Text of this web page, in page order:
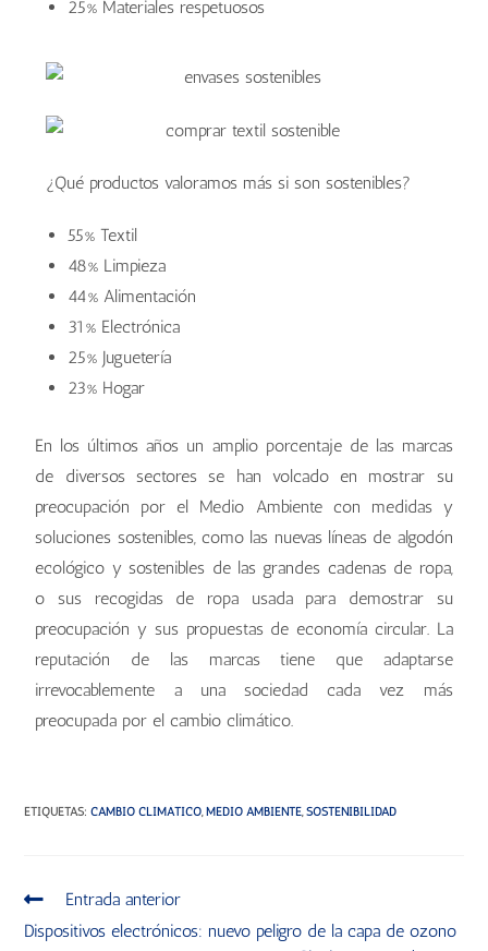
25% Materiales respetuosos
¿Qué productos valoramos más si son sostenibles?
55% Textil
48% Limpieza
44% Alimentación
31% Electrónica
25% Juguetería
23% Hogar
En los últimos años un amplio porcentaje de las marcas
de diversos sectores se han volcado en mostrar su
preocupación por el Medio Ambiente con medidas y
soluciones sostenibles, como las nuevas líneas de algodón
ecológico y sostenibles de las grandes cadenas de ropa,
o sus recogidas de ropa usada para demostrar su
preocupación y sus propuestas de economía circular. La
reputación de las marcas tiene que adaptarse
irrevocablemente a una sociedad cada vez más
preocupada por el cambio climático.
ETIQUETAS:CAMBIO CLIMÁTICO, MEDIO AMBIENTE, SOSTENIBILIDAD
Entrada anterior
Dispositivos electrónicos: nuevo peligro de la capa de ozono